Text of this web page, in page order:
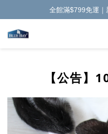
【公告】
全館滿$799免運